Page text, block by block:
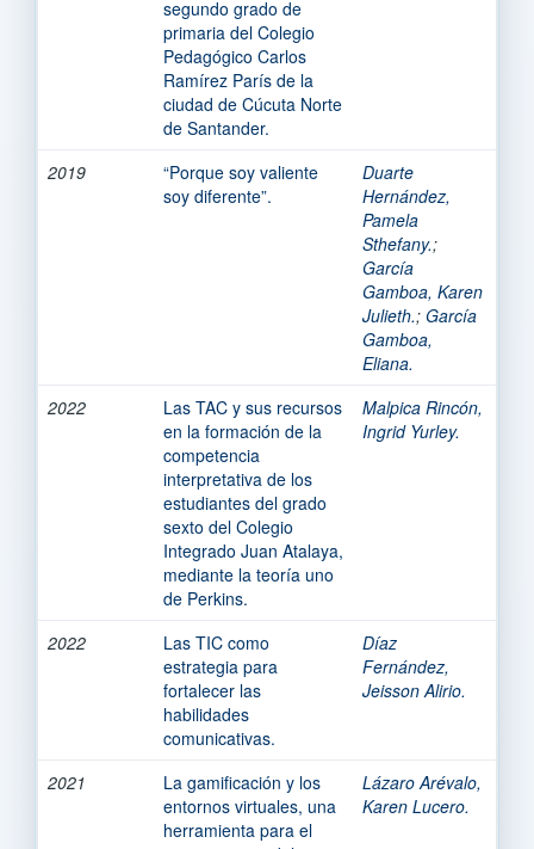
segundo grado de
primaria del Colegio
Pedagógico Carlos
Ramírez París de la
ciudad de Cúcuta Norte
de Santander.
2019
“Porque soy valiente
soy diferente”.
Duarte
Hernández,
Pamela
Sthefany.;
García
Gamboa, Karen
Julieth.; García
Gamboa,
Eliana.
2022
Las TAC y sus recursos
en la formación de la
competencia
interpretativa de los
estudiantes del grado
sexto del Colegio
Integrado Juan Atalaya,
mediante la teoría uno
de Perkins.
Malpica Rincón,
Ingrid Yurley.
2022
Las TIC como
estrategia para
fortalecer las
habilidades
comunicativas.
Díaz
Fernández,
Jeisson Alirio.
2021
La gamificación y los
entornos virtuales, una
herramienta para el
Lázaro Arévalo,
Karen Lucero.